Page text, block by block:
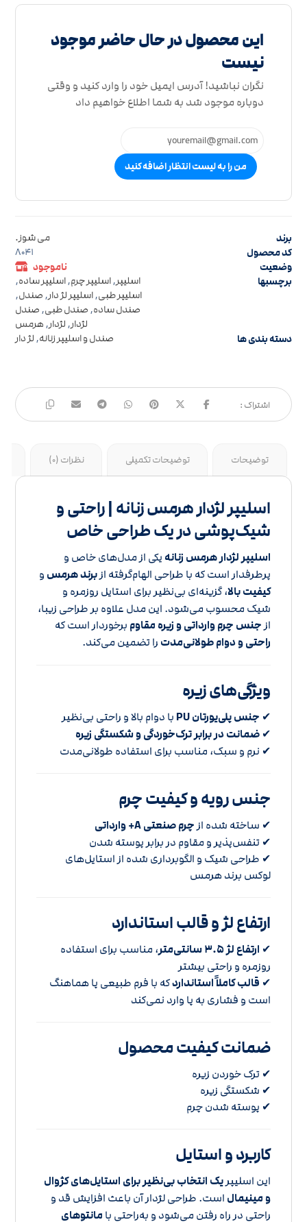
این محصول در حال حاضر موجود
نیست
نگران نباشید! آدرس ایمیل خود را وارد کنید و وقتی
دوباره موجود شد به شما اطلاع خواهیم داد
من را به لیست انتظار اضافه کنید
برند می شوز.
کد محصول 8041
وضعیت
ناموجود
برچسبها
اسلیپر,اسلیپر چرم,اسلیپر ساده,
اسلیپر طبی,اسلیپر لژ دار, صندل,
صندل ساده, صندل طبی, صندل
لژدار, لژدار, هرمس
دسته بندی ها صندل و اسلیپر زنانه, لژ دار
توضیحات توضیحات تکمیلی نظرات (0)
اسلیپر لژدار هرمس زنانه | راحتی و
شیک‌پوشی در یک طراحی خاص
اسلیپر لژدار هرمس زنانه یکی از مدل‌های خاص و
پرطرفدار است که با طراحی الهام‌گرفته ازبرند هرمس و
کیفیت بالا، گزینه‌ای بی‌نظیر برای استایل روزمره و
شیک محسوب می‌شود. این مدل علاوه بر طراحی زیبا،
از جنس چرم وارداتی و زیره مقاوم برخوردار است که
راحتی و دوام طولانی‌مدت را تضمین می‌کند.
ویژگی‌های زیره
✔ جنس پلی‌یورتان PU
با دوام بالا و راحتی بی‌نظیر
✔ضمانت در برابر ترک‌خوردگی و شکستگی زیره
✔ نرم و سبک، مناسب برای استفاده طولانی‌مدت
جنس رویه و کیفیت چرم
✔ ساخته شده از چرم صنعتی A+ وارداتی
✔ تنفس‌پذیر و مقاوم در برابر پوسته شدن
✔ طراحی شیک و الگوبرداری شده از استایل‌های
لوکس برند هرمس
ارتفاع لژ و قالب استاندارد
✔ ارتفاع لژ 3.5 سانتی‌متر
، مناسب برای استفاده
روزمره و راحتی بیشتر
✔ قالب کاملاً استانداردکه با فرم طبیعی پا هماهنگ
است و فشاری به پا وارد نمی‌کند
ضمانت کیفیت محصول
✔ ترک خوردن زیره
✔ شکستگی زیره
✔ پوسته شدن چرم
کاربرد و استایل
این اسلیپریک انتخاب بی‌نظیر برای استایل‌های کژوال
و مینیمال است. طراحی لژدار آن باعث افزایش قد و
راحتی در راه رفتن می‌شود و به‌راحتی با مانتوهای